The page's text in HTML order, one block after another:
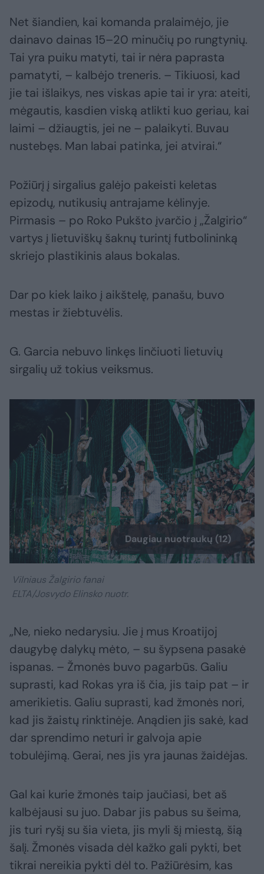
Net šiandien, kai komanda pralaimėjo, jie
dainavo dainas 15–20 minučių po rungtynių.
Tai yra puiku matyti, tai ir nėra paprasta
pamatyti, – kalbėjo treneris. – Tikiuosi, kad
jie tai išlaikys, nes viskas apie tai ir yra: ateiti,
mėgautis, kasdien viską atlikti kuo geriau, kai
laimi – džiaugtis, jei ne – palaikyti. Buvau
nustebęs. Man labai patinka, jei atvirai.“
Požiūrį į sirgalius galėjo pakeisti keletas
epizodų, nutikusių antrajame kėlinyje.
Pirmasis – po Roko Pukšto įvarčio į „Žalgirio“
vartys į lietuviškų šaknų turintį futbolininką
skriejo plastikinis alaus bokalas.
Dar po kiek laiko į aikštelę, panašu, buvo
mestas ir žiebtuvėlis.
G. Garcia nebuvo linkęs linčiuoti lietuvių
sirgalių už tokius veiksmus.
Daugiau nuotraukų (12)
Vilniaus Žalgirio fanai
ELTA/Josvydo Elinsko nuotr.
„Ne, nieko nedarysiu. Jie į mus Kroatijoj
daugybę dalykų mėto, – su šypsena pasakė
ispanas. – Žmonės buvo pagarbūs. Galiu
suprasti, kad Rokas yra iš čia, jis taip pat – ir
amerikietis. Galiu suprasti, kad žmonės nori,
kad jis žaistų rinktinėje. Anądien jis sakė, kad
dar sprendimo neturi ir galvoja apie
tobulėjimą. Gerai, nes jis yra jaunas žaidėjas.
Gal kai kurie žmonės taip jaučiasi, bet aš
kalbėjausi su juo. Dabar jis pabus su šeima,
jis turi ryšį su šia vieta, jis myli šį miestą, šią
šalį. Žmonės visada dėl kažko gali pykti, bet
tikrai nereikia pykti dėl to. Pažiūrėsim, kas